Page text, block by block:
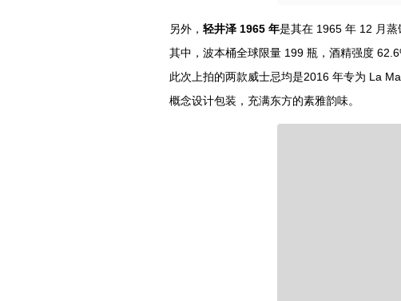
另外， 轻井泽 1965 年是其在 1965 年 12 月蒸
其中，波本桶全球限量 199 瓶，酒精强度
此次上拍的两款威士忌均是2016 年专为 La
概念设计包装，充满东方的素雅韵味。